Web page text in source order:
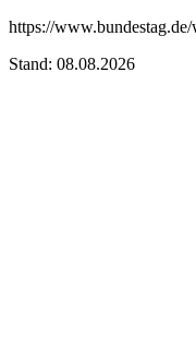
https://
Stand: 08.08.2026